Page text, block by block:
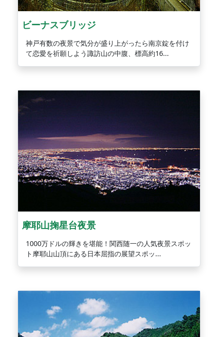
ビーナスブリッジ
神戸有数の夜景で気分が盛り上がったら南京錠を付け
て恋愛を祈願しよう諏訪山の中腹、標高約16...
摩耶山掬星台夜景
1000万ドルの輝きを堪能！関西随一の人気夜景スポッ
ト摩耶山山頂にある日本屈指の展望スポッ...